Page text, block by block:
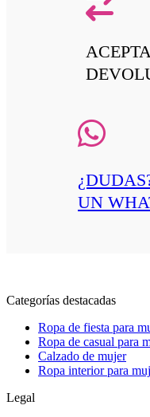
UN
Categorías destacadas
Ropa de fiesta para
Ropa de casual para
Calzado de mujer
Ropa interior para
Legal